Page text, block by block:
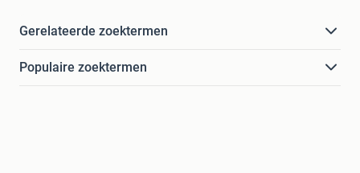
Gerelateerde zoektermen
Populaire zoektermen